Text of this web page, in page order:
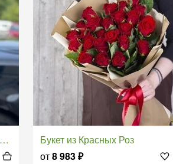
Букет из Красных Роз
от8 983₽